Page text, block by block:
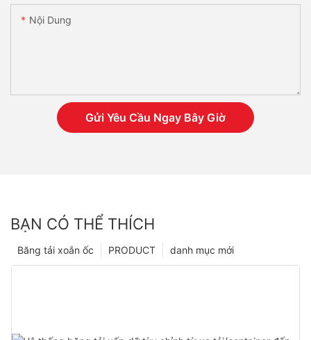
Nội Dung
Gửi Yêu Cầu Ngay Bây Giờ
BẠN CÓ THỂ THÍCH
danh mục mới
PRODUCT
Băng tải xoắn ốc